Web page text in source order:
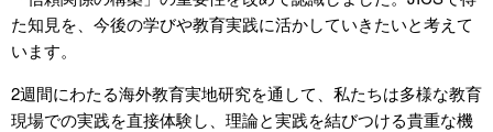
た知見を、今後の学びや教育実践に活かしていきたいと考えて
います。
2週間にわたる海外教育実地研究を通して、私たちは多様な教育
現場での実践を直接体験し、理論と実践を結びつける貴重な機